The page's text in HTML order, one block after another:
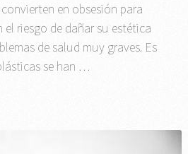
en obsesión para
el riesgo de dañar su estética
de salud muy graves. Es
se han …